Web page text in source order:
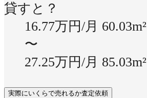
貸すと？
16.77万円/月 60.03m²
〜
27.25万円/月 85.03m²
実際にいくらで売れるか査定依頼